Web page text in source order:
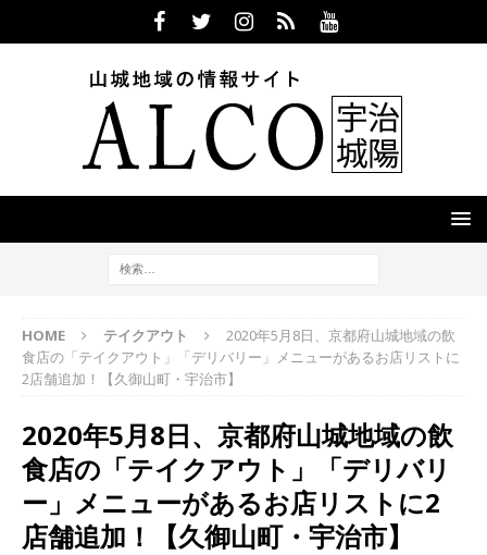
HOME テイクアウト
2020年5月8日、京都府山城地域の飲
食店の「テイクアウト」「デリバリー」メニューがあるお店リストに
2店舗追加！【久御山町・宇治市】
2020年5月8日、京都府山城地域の飲
食店の「テイクアウト」「デリバリ
ー」メニューがあるお店リストに2
店舗追加！【久御山町・宇治市】